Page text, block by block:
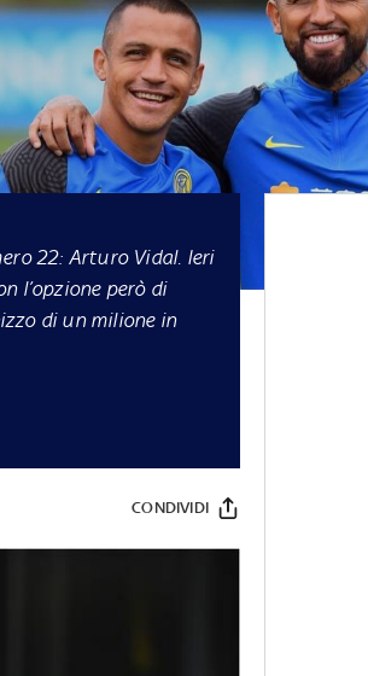
22: Arturo Vidal. Ieri
l’opzione però di
di un milione in
CONDIVIDI